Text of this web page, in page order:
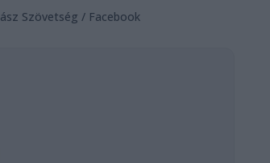
Szövetség / Facebook